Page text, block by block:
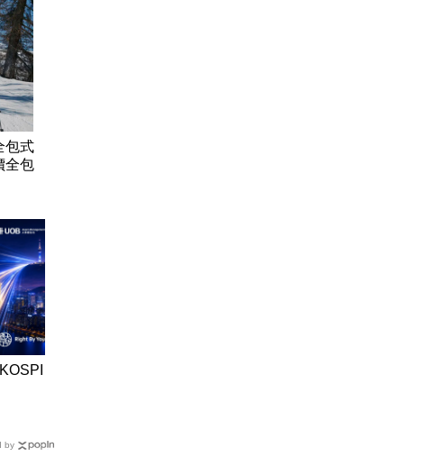
包式
全包
by